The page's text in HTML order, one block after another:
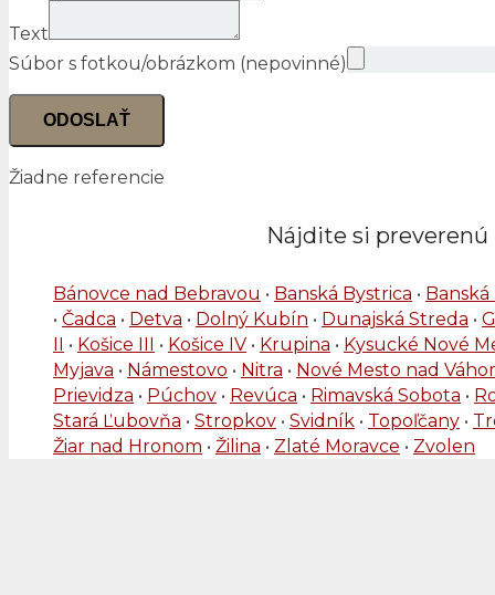
Text
Súbor s fotkou/obrázkom (nepovinné)
ODOSLAŤ
Žiadne referencie
Nájdite si preverenú
Bánovce nad Bebravou • Banská Bystrica • Banská
• Čadca • Detva • Dolný Kubín • Dunajská Streda •
II • Košice III • Košice IV • Krupina • Kysucké Nové
Myjava • Námestovo • Nitra • Nové Mesto nad
Prievidza • Púchov • Revúca • Rimavská Sobota •
Stará Ľubovňa • Stropkov • Svidník • Topoľčany •
Žiar nad Hronom • Žilina • Zlaté Moravce • Zvolen